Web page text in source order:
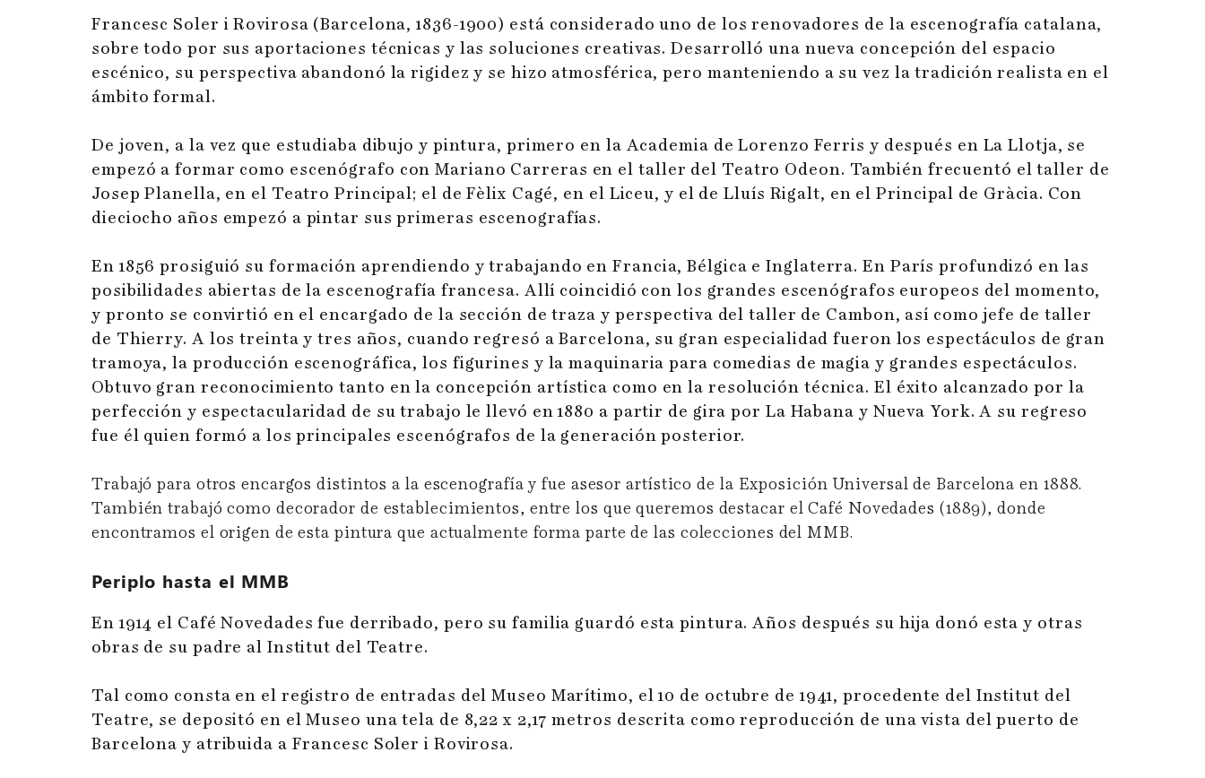
Francesc Soler i Rovirosa (Barcelona, ​​1836-1900) está considerado uno de los renovadores de la escenografía catalana,
sobre todo por sus aportaciones técnicas y las soluciones creativas. Desarrolló una nueva concepción del espacio
escénico, su perspectiva abandonó la rigidez y se hizo atmosférica, pero manteniendo a su vez la tradición realista en el
ámbito formal.
De joven, a la vez que estudiaba dibujo y pintura, primero en la Academia de Lorenzo Ferris y después en La Llotja, se
empezó a formar como escenógrafo con Mariano Carreras en el taller del Teatro Odeon. También frecuentó el taller de
Josep Planella, en el Teatro Principal; el de Fèlix Cagé, en el Liceu, y el de Lluís Rigalt, en el Principal de Gràcia. Con
dieciocho años empezó a pintar sus primeras escenografías.
En 1856 prosiguió su formación aprendiendo y trabajando en Francia, Bélgica e Inglaterra. En París profundizó en las
posibilidades abiertas de la escenografía francesa. Allí coincidió con los grandes escenógrafos europeos del momento,
y pronto se convirtió en el encargado de la sección de traza y perspectiva del taller de Cambon, así como jefe de taller
de Thierry. A los treinta y tres años, cuando regresó a Barcelona, ​​su gran especialidad fueron los espectáculos de gran
tramoya, la producción escenográfica, los figurines y la maquinaria para comedias de magia y grandes espectáculos.
Obtuvo gran reconocimiento tanto en la concepción artística como en la resolución técnica. El éxito alcanzado por la
perfección y espectacularidad de su trabajo le llevó en 1880 a partir de gira por La Habana y Nueva York. A su regreso
fue él quien formó a los principales escenógrafos de la generación posterior.
Trabajó para otros encargos distintos a la escenografía y fue asesor artístico de la Exposición Universal de Barcelona en 1888.
También trabajó como decorador de establecimientos, entre los que queremos destacar el Café Novedades (1889), donde
encontramos el origen de esta pintura que actualmente forma parte de las colecciones del MMB.
Periplo hasta el MMB
En 1914 el Café Novedades fue derribado, pero su familia guardó esta pintura. Años después su hija donó esta y otras
obras de su padre al Institut del Teatre.
Tal como consta en el registro de entradas del Museo Marítimo, el 10 de octubre de 1941, procedente del Institut del
Teatre, se depositó en el Museo una tela de 8,22 x 2,17 metros descrita como reproducción de una vista del puerto de
Barcelona y atribuida a Francesc Soler i Rovirosa.